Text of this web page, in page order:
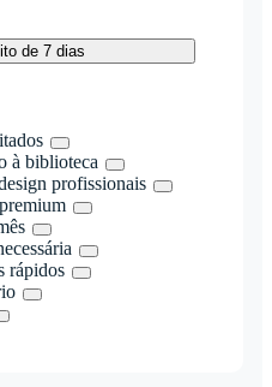
de 7 dias
à biblioteca
profissionais
rápidos